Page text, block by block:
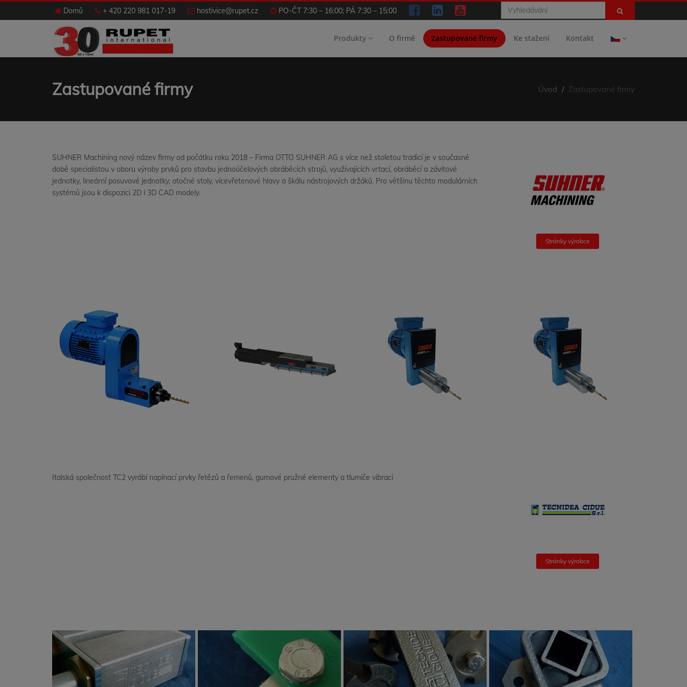
Domů + 420 220 981 017-19 hostivice@rupet.cz PO-ČT 7:30 – 16:00; PÁ 7:30 – 15:00
Produkty O firmě Zastupované firmy Ke stažení Kontakt
Zastupované firmy Úvod Zastupované firmy
SUHNER Machining nový název firmy od počátku roku 2018 – Firma OTTO SUHNER AG s více než stoletou tradicí je v současné
době specialistou v oboru výroby prvků pro stavbu jednoúčelových obráběcích strojů, využívajících vrtací, obráběcí a závitové
jednotky, lineární posuvové jednotky, otočné stoly, vícevřetenové hlavy a škálu nástrojových držáků. Pro většinu těchto modulárních
systémů jsou k dispozici 2D i 3D CAD modely.
Stránky výrobce
Italská společnost TC2 vyrábí napínací prvky řetězů a řemenů, gumové pružné elementy a tlumiče vibrací
Stránky výrobce